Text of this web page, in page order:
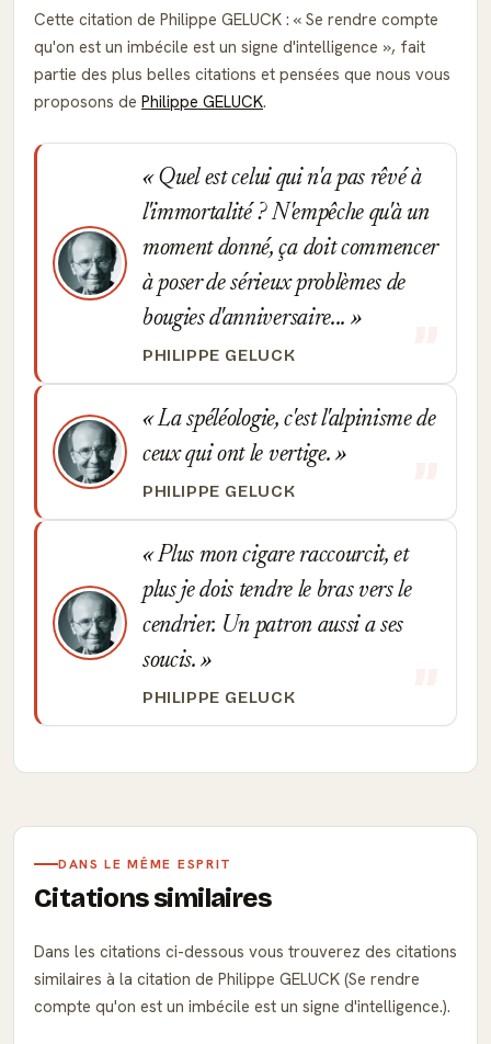
Cette citation de Philippe GELUCK :
Se rendre compte
qu'on est un imbécile est un signe d'intelligence
, fait
partie des plus belles citations et pensées que nous vous
proposons de Philippe GELUCK.
Quel est celui qui n'a pas rêvé à
l'immortalité ? N'empêche qu'à un
moment donné, ça doit commencer
à poser de sérieux problèmes de
bougies d'anniversaire...
PHILIPPE GELUCK
La spéléologie, c'est l'alpinisme de
ceux qui ont le vertige.
PHILIPPE GELUCK
Plus mon cigare raccourcit, et
plus je dois tendre le bras vers le
cendrier. Un patron aussi a ses
soucis.
PHILIPPE GELUCK
DANS LE MÊME ESPRIT
Citations similaires
Dans les citations ci-dessous vous trouverez des citations
similaires à la citation de Philippe GELUCK (Se rendre
compte qu'on est un imbécile est un signe d'intelligence.).